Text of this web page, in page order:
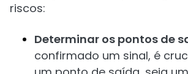
riscos:
Determinar os pontos de
confirmado um sinal, é